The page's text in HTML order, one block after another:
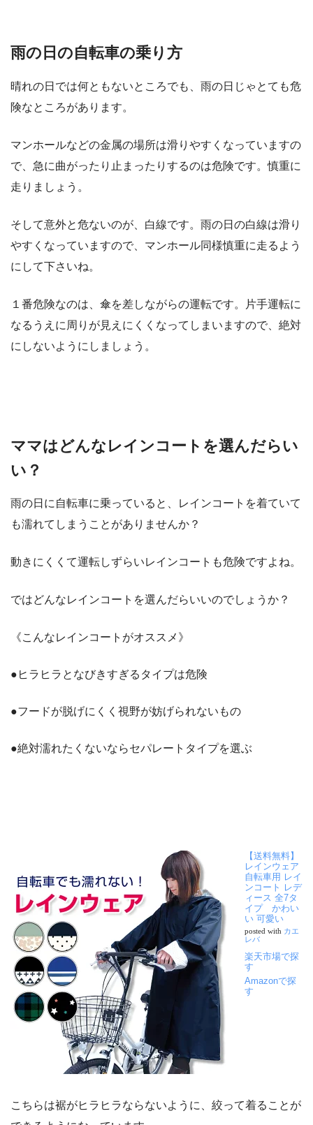
雨の日の自転車の乗り方
晴れの日では何ともないところでも、雨の日じゃとても危
険なところがあります。
マンホールなどの金属の場所は滑りやすくなっていますの
で、急に曲がったり止まったりするのは危険です。慎重に
走りましょう。
そして意外と危ないのが、白線です。雨の日の白線は滑り
やすくなっていますので、マンホール同様慎重に走るよう
にして下さいね。
１番危険なのは、傘を差しながらの運転です。片手運転に
なるうえに周りが見えにくくなってしまいますので、絶対
にしないようにしましょう。
ママはどんなレインコートを選んだらい
い？
雨の日に自転車に乗っていると、レインコートを着ていて
も濡れてしまうことがありませんか？
動きにくくて運転しずらいレインコートも危険ですよね。
ではどんなレインコートを選んだらいいのでしょうか？
《こんなレインコートがオススメ》
●ヒラヒラとなびきすぎるタイプは危険
●フードが脱げにくく視野が妨げられないもの
●絶対濡れたくないならセパレートタイプを選ぶ
【送料無料】
レインウェア
自転車用 レイ
ンコート レデ
ィース 全7タ
イプ かわい
い 可愛い
posted with カエ
レバ
楽天市場で探
す
Amazonで探
す
こちらは裾がヒラヒラならないように、絞って着ることが